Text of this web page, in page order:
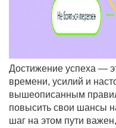
Достижение успеха —
времени, усилий и
вышеописанным
повысить свои шансы
шаг на этом пути